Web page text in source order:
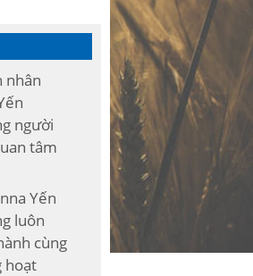
nhân
người
tâm
Yến
luôn
cùng
hoạt